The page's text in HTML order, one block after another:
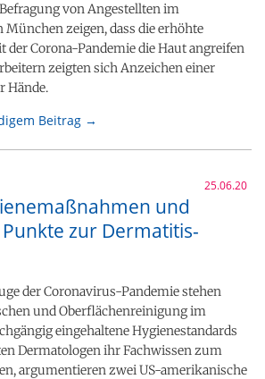
von Angestellten im
München zeigen, dass die erhöhte
der Corona-Pandemie die Haut angreifen
zeigten sich Anzeichen einer
Hände.
Beitrag →
25.06.20
und
zur Dermatitis-
der Coronavirus-Pandemie stehen
und Oberflächenreinigung im
eingehaltene Hygienestandards
Dermatologen ihr Fachwissen zum
argumentieren zwei US-amerikanische